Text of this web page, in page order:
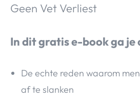
Geen Vet Verliest
In dit gratis e-book ga
De echte reden waarom
af te slanken